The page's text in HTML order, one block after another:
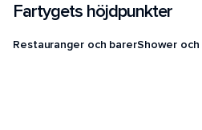
Fartygets höjdpunkter
Restauranger och barerShower och